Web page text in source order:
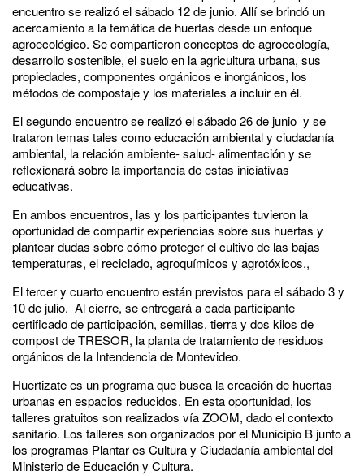
encuentro se realizó el sábado 12 de junio. Allí se brindó un
acercamiento a la temática de huertas desde un enfoque
agroecológico. Se compartieron conceptos de agroecología,
desarrollo sostenible, el suelo en la agricultura urbana, sus
propiedades, componentes orgánicos e inorgánicos, los
métodos de compostaje y los materiales a incluir en él.
El segundo encuentro se realizó el sábado 26 de junio y se
trataron temas tales como educación ambiental y ciudadanía
ambiental, la relación ambiente- salud- alimentación y se
reflexionará sobre la importancia de estas iniciativas
educativas.
En ambos encuentros, las y los participantes tuvieron la
oportunidad de compartir experiencias sobre sus huertas y
plantear dudas sobre cómo proteger el cultivo de las bajas
temperaturas, el reciclado, agroquímicos y agrotóxicos.,
El tercer y cuarto encuentro están previstos para el sábado 3 y
10 de julio. Al cierre, se entregará a cada participante
certificado de participación, semillas, tierra y dos kilos de
compost de TRESOR, la planta de tratamiento de residuos
orgánicos de la Intendencia de Montevideo.
Huertizate es un programa que busca la creación de huertas
urbanas en espacios reducidos. En esta oportunidad, los
talleres gratuitos son realizados vía ZOOM, dado el contexto
sanitario. Los talleres son organizados por el Municipio B junto a
los programas Plantar es Cultura y Ciudadanía ambiental del
Ministerio de Educación y Cultura.